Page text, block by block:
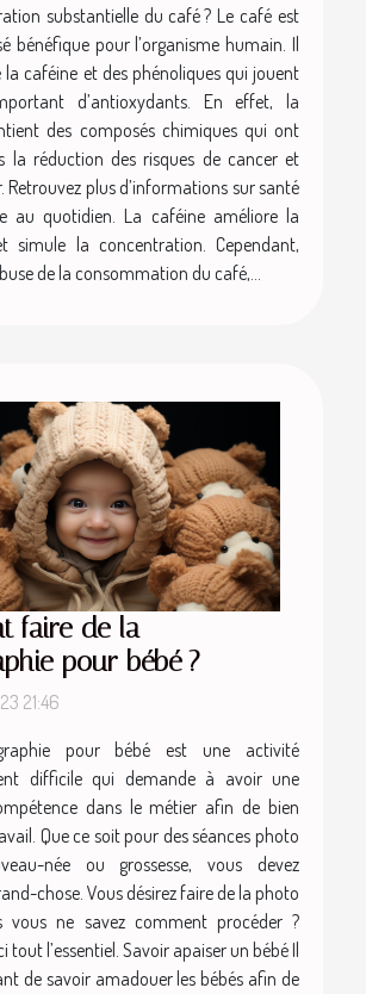
substantielle du café ? Le café est
bénéfique pour l’organisme humain. Il
caféine et des phénoliques qui jouent
d’antioxydants. En effet, la
des composés chimiques qui ont
la réduction des risques de cancer et
Retrouvez plus d’informations sur santé
au quotidien. La caféine améliore la
simule la concentration. Cependant,
de la consommation du café,...
faire de la
pour bébé ?
21:46
pour bébé est une activité
difficile qui demande à avoir une
dans le métier afin de bien
Que ce soit pour des séances photo
née ou grossesse, vous devez
chose. Vous désirez faire de la photo
vous ne savez comment procéder ?
tout l’essentiel. Savoir apaiser un bébé Il
de savoir amadouer les bébés afin de